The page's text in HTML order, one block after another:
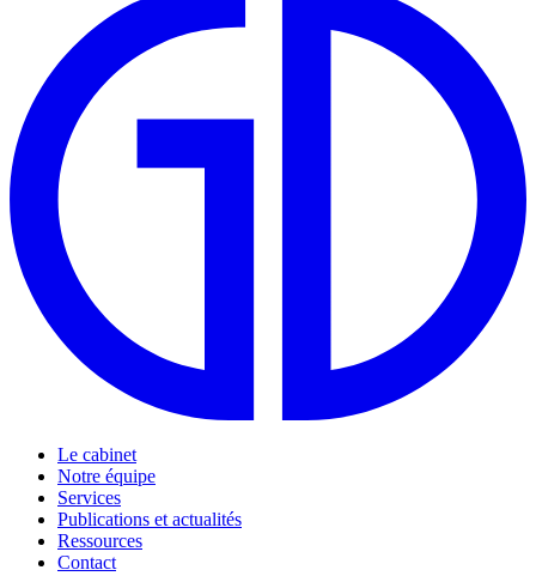
Le cabinet
Notre équipe
Services
Publications et actualités
Ressources
Contact